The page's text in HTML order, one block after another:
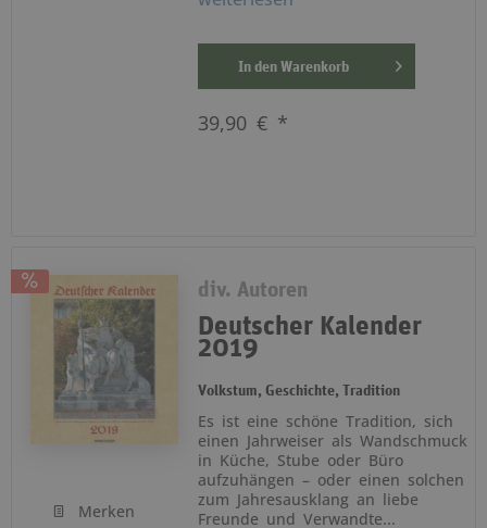
In den Warenkorb
39,90 € *
Merken
div. Autoren
Deutscher Kalender
2019
Volkstum, Geschichte, Tradition
Es ist eine schöne Tradition, sich
einen Jahrweiser als Wandschmuck
in Küche, Stube oder Büro
aufzuhängen – oder einen solchen
zum Jahresausklang an liebe
Freunde und Verwandte...